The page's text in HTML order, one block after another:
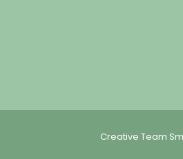
Creative Team